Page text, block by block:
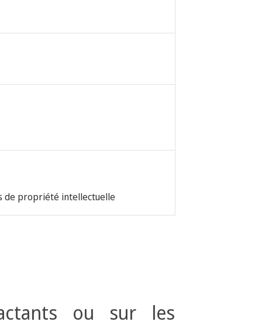
de propriété intellectuelle
ou sur les